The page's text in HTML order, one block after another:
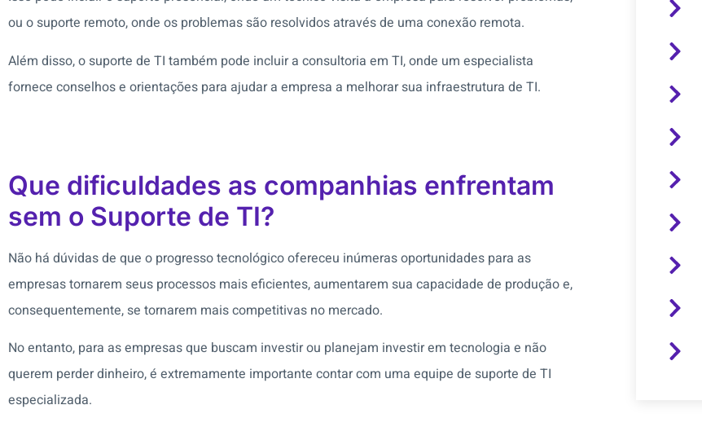
ou o suporte remoto, onde os problemas são resolvidos através de uma conexão remota.
Além disso, o suporte de TI também pode incluir a consultoria em TI, onde um especialista
fornece conselhos e orientações para ajudar a empresa a melhorar sua infraestrutura de TI.
Que dificuldades as companhias enfrentam
sem o Suporte de TI?
Não há dúvidas de que o progresso tecnológico ofereceu inúmeras oportunidades para as
empresas tornarem seus processos mais eficientes, aumentarem sua capacidade de produção e,
consequentemente, se tornarem mais competitivas no mercado.
No entanto, para as empresas que buscam investir ou planejam investir em tecnologia e não
querem perder dinheiro, é extremamente importante contar com uma equipe de suporte de TI
especializada.